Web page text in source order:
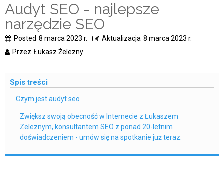
Audyt SEO - najlepsze
narzędzie SEO
Posted 8 marca 2023 r. Aktualizacja 8 marca 2023 r.
Przez Łukasz Żelezny
Spis treści
Czym jest audyt seo
Zwiększ swoją obecność w Internecie z Łukaszem
Zeleznym, konsultantem SEO z ponad 20-letnim
doświadczeniem - umów się na spotkanie już teraz.